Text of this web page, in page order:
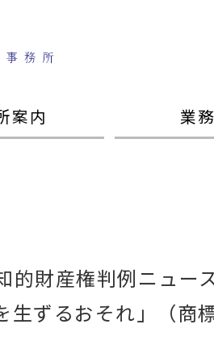
案内 業
的財産権判例ニュー
生ずるおそれ」（